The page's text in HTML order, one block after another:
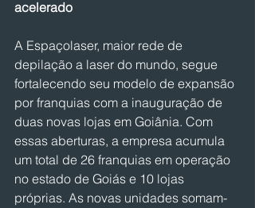
acelerado
A Espaçolaser, maior rede de
depilação a laser do mundo, segue
fortalecendo seu modelo de expansão
por franquias com a inauguração de
duas novas lojas em Goiânia. Com
essas aberturas, a empresa acumula
um total de 26 franquias em operação
no estado de Goiás e 10 lojas
próprias. As novas unidades somam-